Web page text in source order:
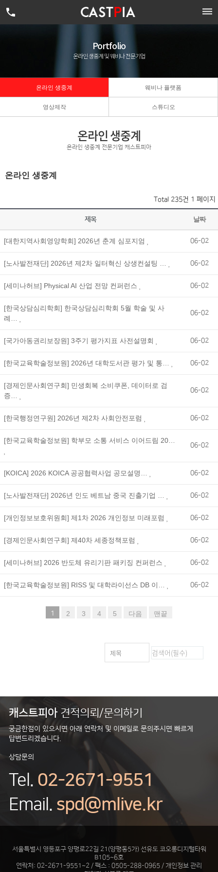
 
Portfolio
온라인 생중계 및 웨비나 전문기업
온라인 생중계 웨비나 플랫폼
영상제작 스튜디오
온라인 생중계
온라인 생중계 전문기업 캐스트피아
온라인 생중계
Total 235건 1 페이지
제목 날짜
[대한지역사회영양학회] 2026년 춘계 심포지엄 06-02
[노사발전재단] 2026년 제2차 일터혁신 상생컨설팅 … 06-02
[세미나허브] Physical AI 산업 전망 컨퍼런스 06-02
[한국상담심리학회] 한국상담심리학회 5월 학술 및 사
례…
06-02
[국가아동권리보장원] 3주기 평가지표 사전설명회 06-02
[한국교육학술정보원] 2026년 대학도서관 평가 및 통… 06-02
[경제인문사회연구회] 민생회복 소비쿠폰, 데이터로 검
증…
06-02
[한국행정연구원] 2026년 제2차 사회안전포럼 06-02
[한국교육학술정보원] 학부모 소통 서비스 이어드림 20…
06-02
[KOICA] 2026 KOICA 공공협력사업 공모설명… 06-02
[노사발전재단] 2026년 인도 베트남 중국 진출기업 … 06-02
[개인정보보호위원회] 제1차 2026 개인정보 미래포럼 06-02
[경제인문사회연구회] 제40차 세종정책포럼 06-02
[세미나허브] 2026 반도체 유리기판 패키징 컨퍼런스 06-02
[한국교육학술정보원] RISS 및 대학라이선스 DB 이… 06-02
1 2 3 4 5 다음 맨끝
캐스트피아견적의뢰/문의하기
궁금한점이 있으시면 아래 연락처 및 이메일로 문의주시면 빠르게
답변드리겠습니다.
상담문의
Tel. 02-2671-9551
Email. spd@mlive.kr
서울특별시 영등포구 양평로22길 21(양평동5가) 선유도 코오롱디지털타워
B105~6호
연락처: 02-2671-9551~2 / 팩스 : 0505-288-0965 / 개인정보 관리